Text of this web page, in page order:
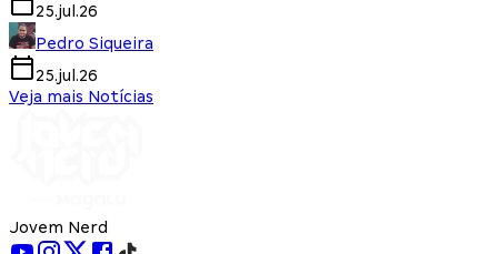
25.jul.26
Pedro Siqueira
25.jul.26
Veja mais Notícias
Jovem Nerd